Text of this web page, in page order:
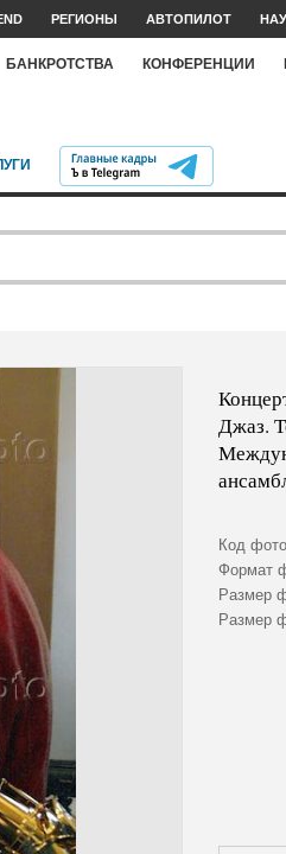
РЕГИОНЫ АВТОПИЛОТ
БАНКРОТСТВА КОНФЕРЕНЦИИ
Джаз.
Код
Формат
Размер
Размер